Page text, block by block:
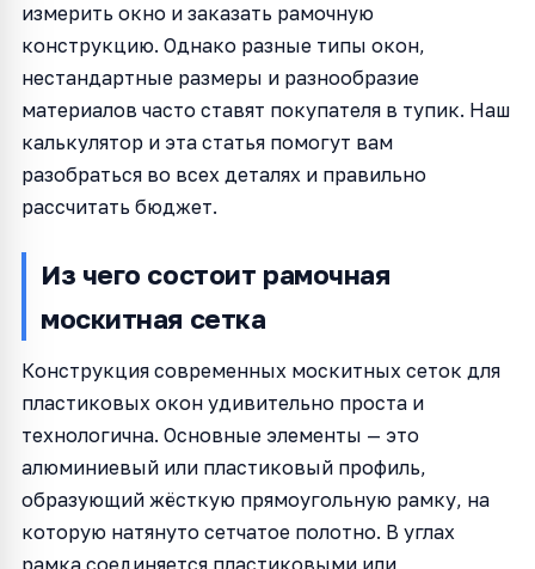
измерить окно и заказать рамочную
конструкцию. Однако разные типы окон,
нестандартные размеры и разнообразие
материалов часто ставят покупателя в тупик. Наш
калькулятор и эта статья помогут вам
разобраться во всех деталях и правильно
рассчитать бюджет.
Из чего состоит рамочная
москитная сетка
Конструкция современных москитных сеток для
пластиковых окон удивительно проста и
технологична. Основные элементы — это
алюминиевый или пластиковый профиль,
образующий жёсткую прямоугольную рамку, на
которую натянуто сетчатое полотно. В углах